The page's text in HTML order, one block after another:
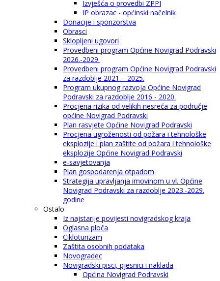
Izvješća o provedbi ZPPI
IP obrazac - općinski načelnik
Donacije i sponzorstva
Obrasci
Sklopljeni ugovori
Provedbeni program Općine Novigrad Podravski
2026.-2029.
Provedbeni program Općine Novigrad Podravski
za razdoblje 2021. - 2025.
Program ukupnog razvoja Općine Novigrad
Podravski za razdoblje 2016 - 2020.
Procjena rizika od velikih nesreća za područje
općine Novigrad Podravski
Plan rasvjete Općine Novigrad Podravski
Procjena ugroženosti od požara i tehnološke
eksplozije i plan zaštite od požara i tehnološke
eksplozije Općine Novigrad Podravski
e-savjetovanja
Plan gospodarenja otpadom
Strategija upravljanja imovinom u vl. Općine
Novigrad Podravski za razdoblje 2023.-2029.
godine
Ostalo
Iz najstarije povijesti novigradskog kraja
Oglasna ploča
Cikloturizam
Zaštita osobnih podataka
Novogradec
Novigradski pisci, pjesnici i naklada
Općina Novigrad Podravski